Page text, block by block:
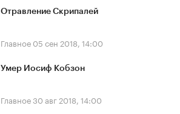
Отравление Скрипалей
Главное 05 сен 2018, 14:00
Умер Иосиф Кобзон
Главное30 авг 2018, 14:00